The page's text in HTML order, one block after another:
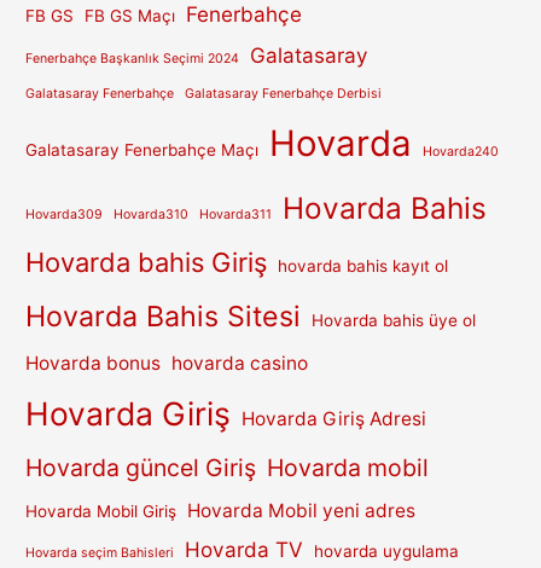
FB GS FB GS Maçı Fenerbahçe
Fenerbahçe Başkanlık Seçimi 2024 Galatasaray
Galatasaray Fenerbahçe Galatasaray Fenerbahçe Derbisi
Galatasaray Fenerbahçe Maçı Hovarda Hovarda240
Hovarda309 Hovarda310 Hovarda311 Hovarda Bahis
Hovarda bahis Giriş hovarda bahis kayıt ol
Hovarda Bahis Sitesi Hovarda bahis üye ol
Hovarda bonus hovarda casino
Hovarda Giriş Hovarda Giriş Adresi
Hovarda güncel Giriş Hovarda mobil
Hovarda Mobil Giriş Hovarda Mobil yeni adres
Hovarda seçim Bahisleri Hovarda TV hovarda uygulama